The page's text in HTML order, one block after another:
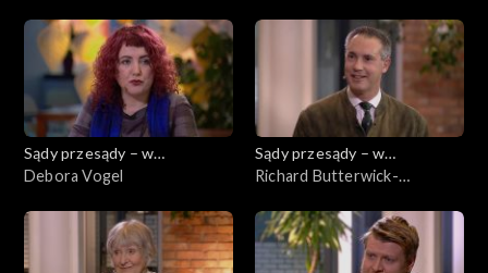
Sądy przesądy – w
powiększeniu
Debora Vogel
Sądy przesądy – w
powiększeniu
Richard Butterwick-